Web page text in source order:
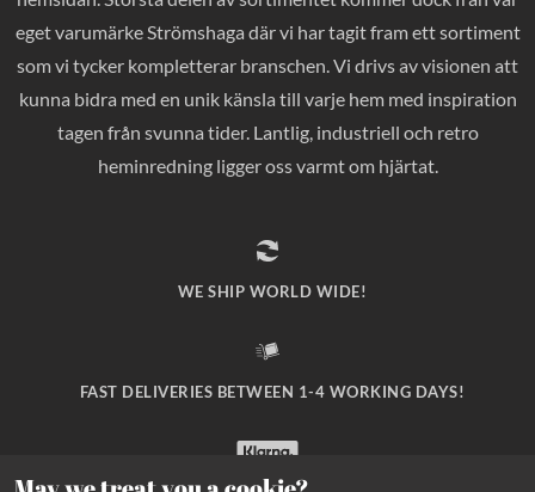
eget varumärke Strömshaga där vi har tagit fram ett sortiment
som vi tycker kompletterar branschen. Vi drivs av visionen att
kunna bidra med en unik känsla till varje hem med inspiration
tagen från svunna tider. Lantlig, industriell och retro
heminredning ligger oss varmt om hjärtat.
WE SHIP WORLD WIDE!
FAST DELIVERIES BETWEEN 1-4 WORKING DAYS!